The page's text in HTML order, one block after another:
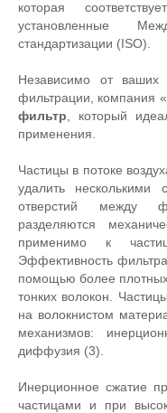
которая
установленные
стандартизации (ISO).
Независимо от ваших
фильтрации, компания
фильтр , который
применения.
Частицы в потоке
удалить несколькими
отверстий между
разделяются
применимо к
Эффективность
помощью более
тонких волокон.
на волокнистом
механизмов:
диффузия (3).
Инерционное сжатие
частицами и при